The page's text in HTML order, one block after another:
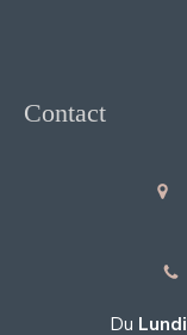
Contact
Du Lundi